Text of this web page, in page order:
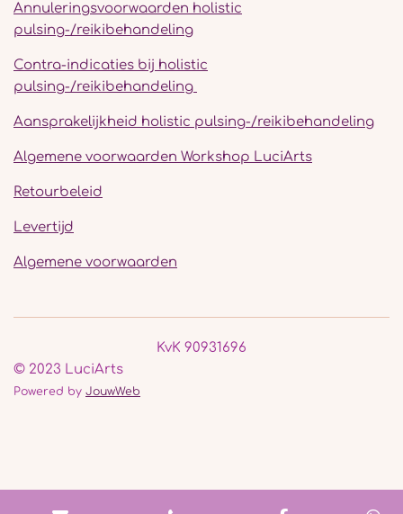
Annuleringsvoorwaarden holistic
pulsing-/reikibehandeling
Contra-indicaties bij holistic
pulsing-/reikibehandeling
Aansprakelijkheid holistic pulsing-/reikibehandeling
Algemene voorwaarden Workshop LuciArts
Retourbeleid
Levertijd
Algemene voorwaarden
KvK 90931696
© 2023 LuciArts
Powered by JouwWeb